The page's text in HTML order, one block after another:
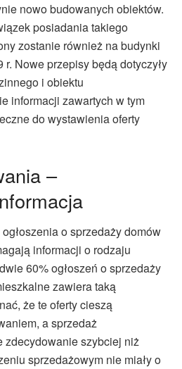
nowo budowanych obiektów.
posiadania takiego
zostanie również na budynki
Nowe przepisy będą dotyczyły
i obiektu
informacji zawartych w tym
do wystawienia oferty
–
o sprzedaży domów
informacji o rodzaju
60% ogłoszeń o sprzedaży
zawiera taką
że te oferty cieszą
a sprzedaż
zdecydowanie szybciej niż
sprzedażowym nie miały o